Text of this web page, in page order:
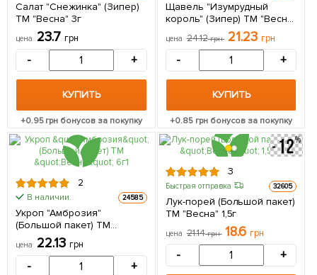
Салат "Снежинка" (Зипер)
ТМ "Весна" 3г
цена 23.7 грн
- +
КУПИТЬ
+0.95грн бонусов за покупку
Щавель "Изумрудный
король" (Зипер) ТМ "Весна"
цена 24.12грн 21.23 грн
- +
КУПИТЬ
+0.85 грн бонусов за покупку
2
В наличии. 24585
Укроп "Амброзия"
(Большой пакет) ТМ
"Весна" 6г
цена 22.13 грн
- +
3
Быстрая отправка 32605
Лук-порей (Большой пакет)
ТМ "Весна" 1,5г
цена 21.14грн 18.6 грн
- +